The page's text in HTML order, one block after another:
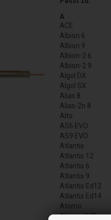
A
ACE
Albion 6
Albion 9
Albion-2 6
Albion-2 9
Algol DX
Algol SX
Alias 8
Alias-2n 8
Alto
AS6 EVO
AS9 EVO
Atlantis
Atlantis 12
Atlantis 6
Atlantis 9
Atlantis Ed12
Atlantis Ed14
Atomo
Atomo 6UP